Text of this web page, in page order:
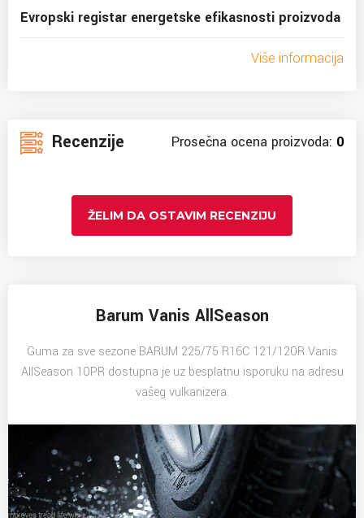
Evropski registar energetske efikasnosti proizvoda
Više informacija
Recenzije Prosečna ocena proizvoda: 0
ŽELIM DA OSTAVIM RECENZIJU
Barum Vanis AllSeason
Guma za sve sezone BARUM 225/75 R16C 121/120R Vanis
AllSeason 10PR dostupna je uz besplatnu isporuku na adresu
vašeg vulkanizera.